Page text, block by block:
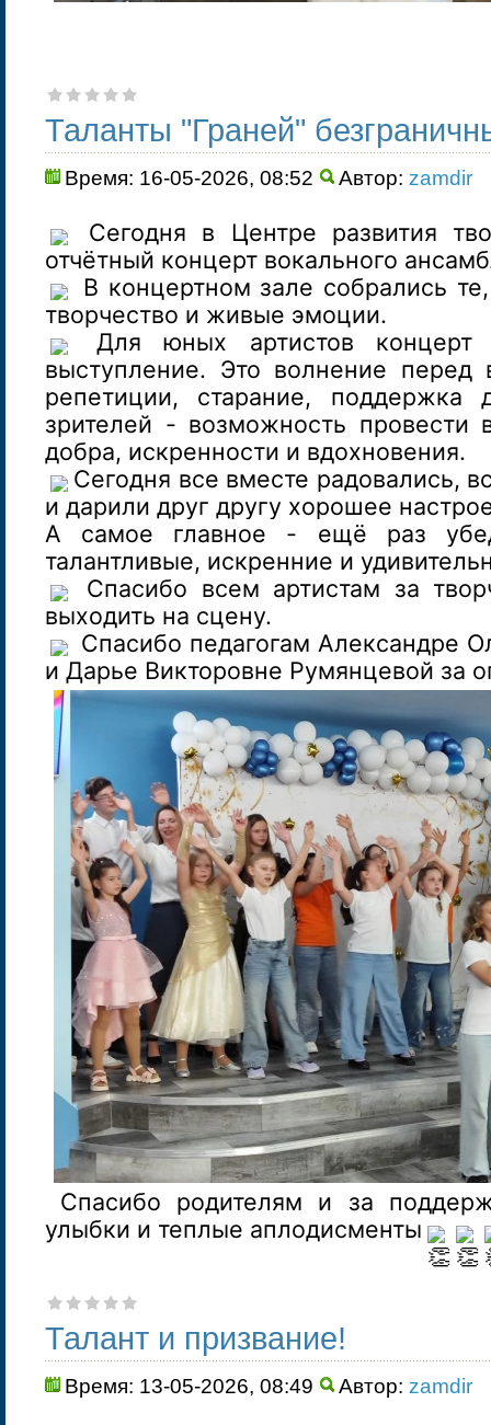
Таланты "Граней"
Время: 16-05-2026, 08:52 Автор: zamdir
Сегодня в Центре развития
отчётный концерт вокального
В концертном зале собрались
творчество и живые эмоции.
Для юных артистов
выступление. Это волнение перед
репетиции, старание, поддержка
зрителей - возможность провести
добра, искренности и вдохновения.
Сегодня все вместе радовались,
и дарили друг другу хорошее
А самое главное - ещё раз
талантливые, искренние и
Спасибо всем артистам за
выходить на сцену.
Спасибо педагогам Александре
и Дарье Викторовне Румянцевой за
Спасибо родителям и за
улыбки и теплые аплодисменты
Талант и призвание!
Время: 13-05-2026, 08:49 Автор: zamdir